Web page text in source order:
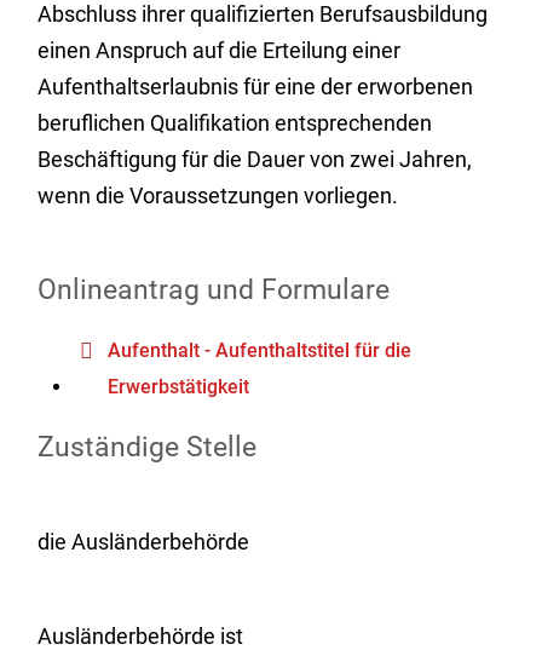
Abschluss ihrer qualifizierten Berufsausbildung
einen Anspruch auf die Erteilung einer
Aufenthaltserlaubnis für eine der erworbenen
beruflichen Qualifikation entsprechenden
Beschäftigung für die Dauer von zwei Jahren,
wenn die Voraussetzungen vorliegen.
Onlineantrag und Formulare
Aufenthalt - Aufenthaltstitel für die
Erwerbstätigkeit
Zuständige Stelle
die Ausländerbehörde
Ausländerbehörde ist